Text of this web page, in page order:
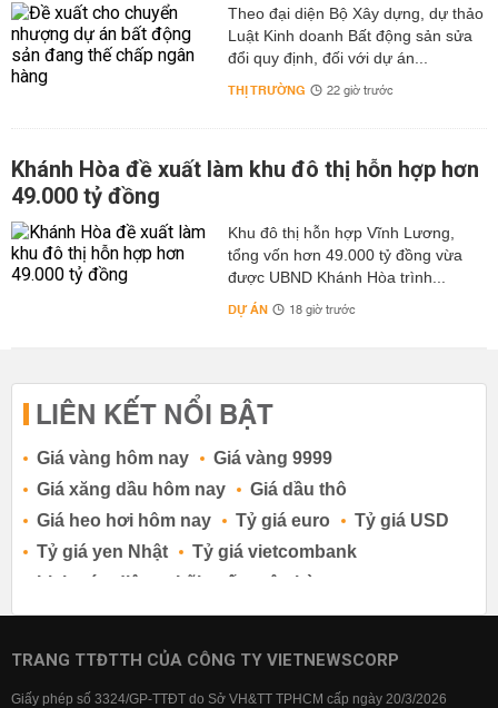
Theo đại diện Bộ Xây dựng, dự thảo
Luật Kinh doanh Bất động sản sửa
đổi quy định, đối với dự án...
THỊ TRƯỜNG 22 giờ trước
Khánh Hòa đề xuất làm khu đô thị hỗn hợp hơn
49.000 tỷ đồng
Khu đô thị hỗn hợp Vĩnh Lương,
tổng vốn hơn 49.000 tỷ đồng vừa
được UBND Khánh Hòa trình...
DỰ ÁN 18 giờ trước
LIÊN KẾT NỔI BẬT
Giá vàng hôm nay
Giá vàng 9999
Giá xăng dầu hôm nay
Giá dầu thô
Giá heo hơi hôm nay
Tỷ giá euro
Tỷ giá USD
Tỷ giá yen Nhật
Tỷ giá vietcombank
Lịch cúp điện
Lãi suất ngân hàng
Lãi suất tiết kiệm
Lãi suất tiền gửi
Lãi suất ngân hàng Agribank
TRANG TTĐTTH CỦA CÔNG TY VIETNEWSCORP
Giấy phép số 3324/GP-TTĐT do Sở VH&TT TPHCM cấp ngày 20/3/2026